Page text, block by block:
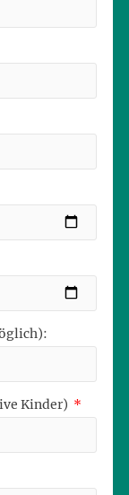
Kinder)